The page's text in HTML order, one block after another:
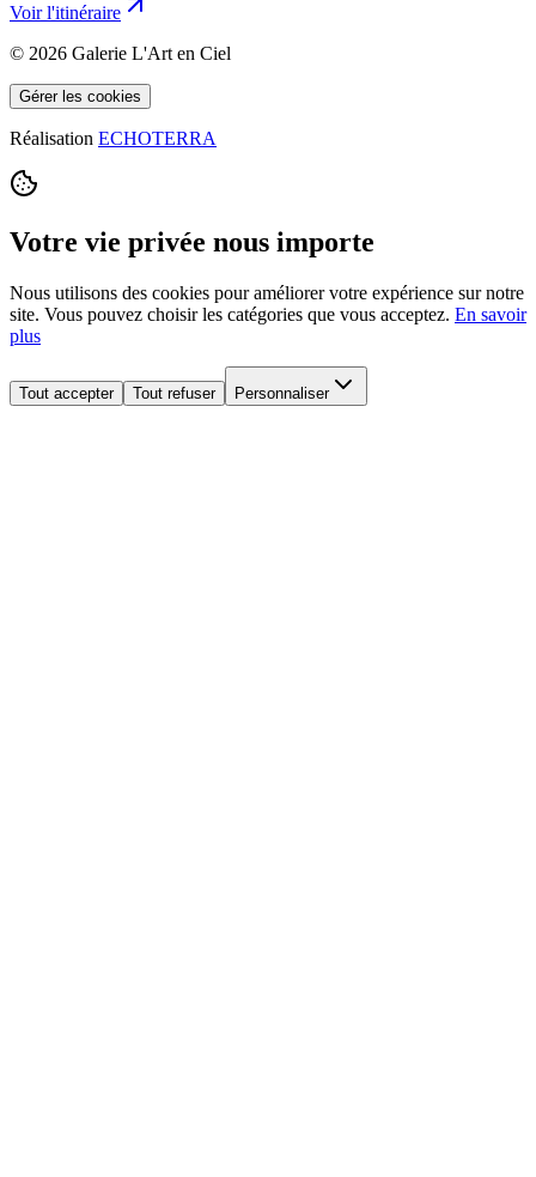
Voir l'itinéraire
© 2026 Galerie L'Art en Ciel
Gérer les cookies
Réalisation ECHOTERRA
Votre vie privée nous importe
Nous utilisons des cookies pour améliorer votre expérience sur notre
site. Vous pouvez choisir les catégories que vous acceptez. En savoir
plus
Tout accepter Tout refuser Personnaliser